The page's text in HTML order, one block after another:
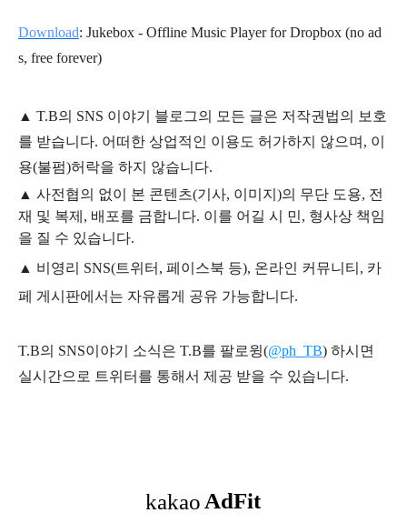
Download: Jukebox - Offline Music Player for Dropbox (no ad
s, free forever)
▲ T.B의 SNS 이야기 블 로그의 모든 글은 저작권법의 보호
를 받습니다. 어떠한 상업적인 이용도 허가하지 않으며, 이
용(불펌)허락을 하지 않습니다.
▲ 사전협의 없이 본 콘텐츠(기사, 이미지)의 무단 도용, 전
재 및 복제, 배포를 금합니다. 이를 어길 시 민, 형사상 책임
을 질 수 있습니다.
▲ 비영리 SNS(트위터, 페이스북 등), 온라인 커뮤니티, 카
페 게시판에서는 자유롭게 공유 가능합니다.
T.B의 SNS이야기 소식은 T.B를 팔로윙(@ph_TB) 하시면
실시간으로 트위터를 통해서 제공 받을 수 있습니다.